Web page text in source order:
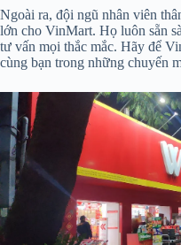
Ngoài ra, đội ngũ nhân viên
lớn cho VinMart. Họ luôn sẵn
tư vấn mọi thắc mắc. Hãy để
cùng bạn trong những chuyến